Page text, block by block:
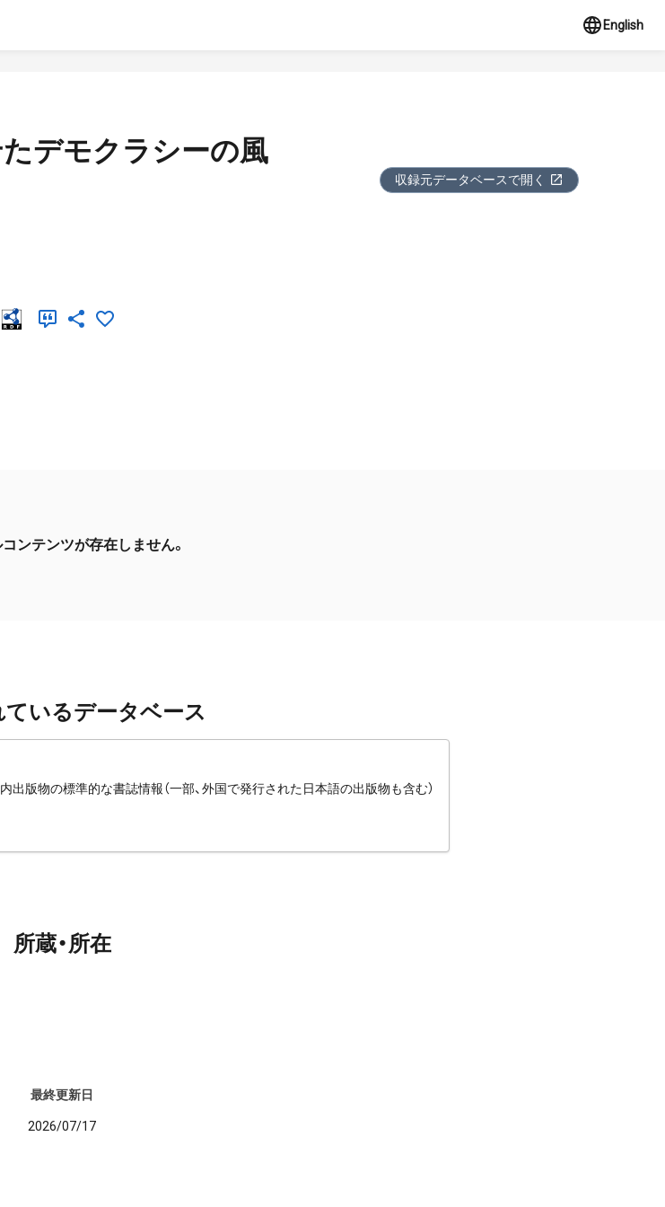
English
デモクラシーの風
収録元データベースで開く
ンテンツが存在しません。
ているデータベース
版物の標準的な書誌情報（一部、外国で発行された日本語の出版物も含む）
所蔵・所在
最終更新日
2026/07/17